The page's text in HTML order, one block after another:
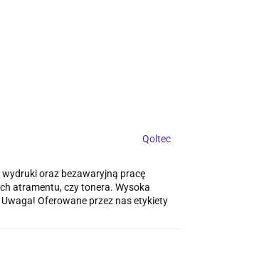
Qoltec
oraz bezawaryjną pracę
atramentu, czy tonera. Wysoka
Oferowane przez nas etykiety